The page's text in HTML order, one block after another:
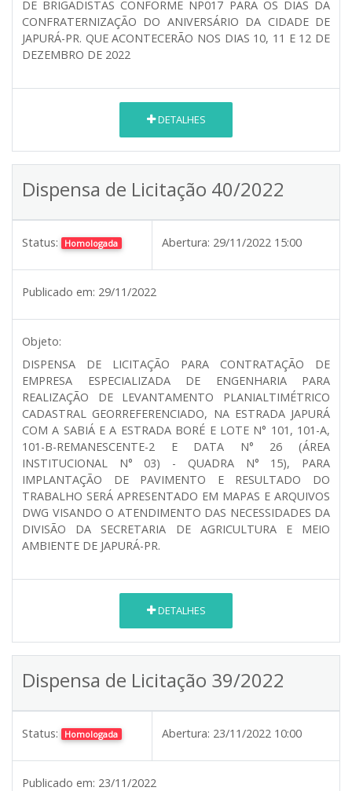
DE BRIGADISTAS CONFORME NP017 PARA OS DIAS DA
CONFRATERNIZAÇÃO DO ANIVERSÁRIO DA CIDADE DE
JAPURÁ-PR. QUE ACONTECERÃO NOS DIAS 10, 11 E 12 DE
DEZEMBRO DE 2022
DETALHES
Dispensa de Licitação 40/2022
Status: Homologada Abertura: 29/11/2022 15:00
Publicado em: 29/11/2022
Objeto:
DISPENSA DE LICITAÇÃO PARA CONTRATAÇÃO DE
EMPRESA ESPECIALIZADA DE ENGENHARIA PARA
REALIZAÇÃO DE LEVANTAMENTO PLANIALTIMÉTRICO
CADASTRAL GEORREFERENCIADO, NA ESTRADA JAPURÁ
COM A SABIÁ E A ESTRADA BORÉ E LOTE N° 101, 101-A,
101-B-REMANESCENTE-2 E DATA N° 26 (ÁREA
INSTITUCIONAL N° 03) - QUADRA N° 15), PARA
IMPLANTAÇÃO DE PAVIMENTO E RESULTADO DO
TRABALHO SERÁ APRESENTADO EM MAPAS E ARQUIVOS
DWG VISANDO O ATENDIMENTO DAS NECESSIDADES DA
DIVISÃO DA SECRETARIA DE AGRICULTURA E MEIO
AMBIENTE DE JAPURÁ-PR.
DETALHES
Dispensa de Licitação 39/2022
Status: Homologada Abertura: 23/11/2022 10:00
Publicado em: 23/11/2022